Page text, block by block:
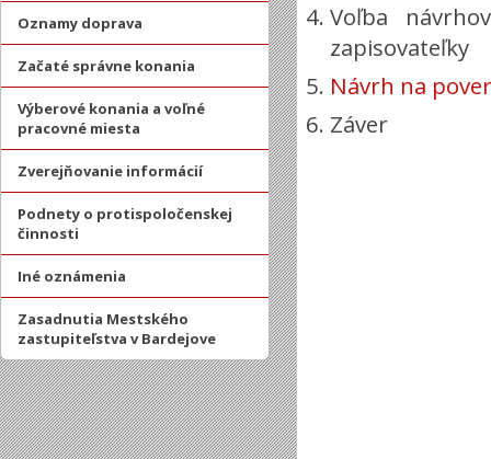
Oznamy doprava
Začaté správne konania
Výberové konania a voľné
pracovné miesta
Zverejňovanie informácií
Podnety o protispoločenskej
činnosti
Iné oznámenia
Zasadnutia Mestského
zastupiteľstva v Bardejove
Voľba
zapisovateľky
Návrh na
Záver